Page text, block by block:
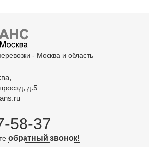
- Москва и область
д.5
58-37
обратный звонок!